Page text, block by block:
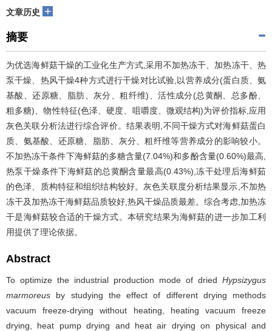
文章历史 +
摘要
为优选海鲜菇干燥的工业化生产方式,采用不加热冻干、加热冻干、热
泵干燥、热风干燥4种方式进行干燥对比试验,以营养成分(蛋白质、氨
基酸、还原糖、脂肪、灰分、粗纤维)、活性成分(总黄酮、总多酚、
粗多糖)、物性特征(色泽、硬度、咀嚼度、微观结构)为评价指标,应用
灰色关联分析法进行综合评价。结果表明,不同干燥方式对海鲜菇蛋白
质、氨基酸、还原糖、脂肪、灰分、粗纤维等营养成分的影响较小。
不加热冻干条件下海鲜菇的多糖含量(7.04%)和多酚含量(0.60%)最高,
热泵干燥条件下海鲜菇的总黄酮含量最高(0.43%),冻干处理后海鲜茹
的色泽、质构特征和组织结构较好。灰色关联度分析结果显示,不加热
冻干及加热冻干海鲜菇品质较好,热风干燥品质最差。综合考虑,加热冻
干是海鲜菇较合适的干燥方式。本研究结果为海鲜菇的进一步加工利
用提供了理论依据。
Abstract
To optimize the industrial production mode of dried Hypsizygus
marmoreus by studying the effect of different drying methods
vacuum freeze-drying without heating, heating vacuum freeze
drying, heat pump drying and heat air drying on physical and